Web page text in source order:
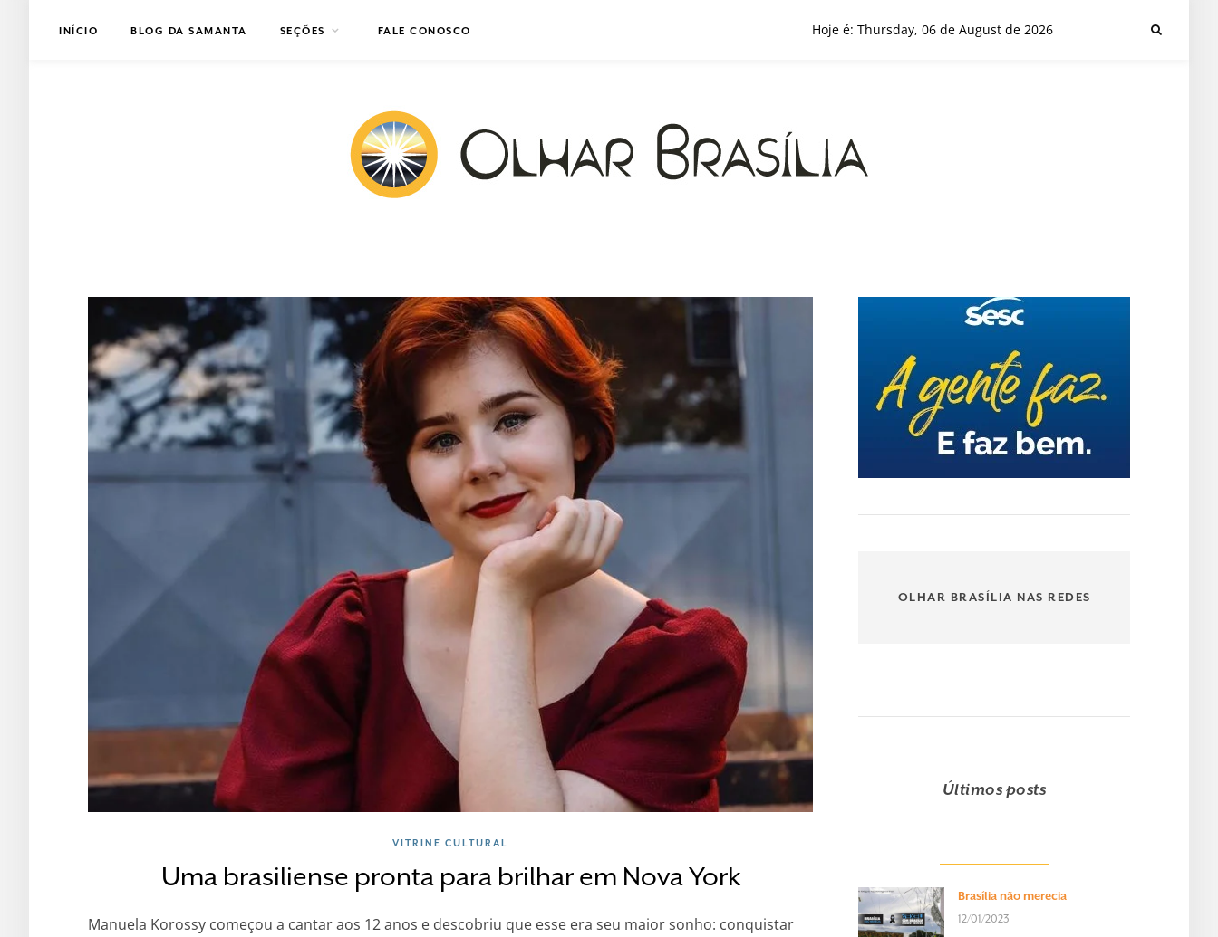
Hoje é: Thursday, 06 de August de 2026
INÍCIO BLOG DA SAMANTA SEÇÕES FALE CONOSCO
VITRINE CULTURAL
Uma brasiliense pronta para brilhar em Nova York
Manuela Korossy começou a cantar aos 12 anos e descobriu que esse era seu maior sonho: conquistar
OLHAR BRASÍLIA NAS REDES
Últimos posts
Brasília não merecia
12/01/2023